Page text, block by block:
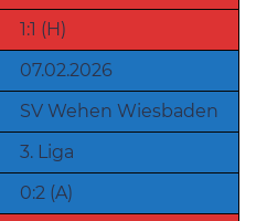
1:1 (H)
07.02.2026
SV Wehen Wiesbaden
3. Liga
0:2 (A)